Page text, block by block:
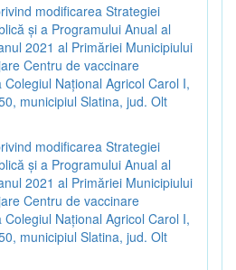
modificarea Strategiei
și a Programului Anual al
2021 al Primăriei Municipiului
Centru de vaccinare
Național Agricol Carol I,
municipiul Slatina, jud. Olt
modificarea Strategiei
și a Programului Anual al
2021 al Primăriei Municipiului
Centru de vaccinare
Național Agricol Carol I,
municipiul Slatina, jud. Olt